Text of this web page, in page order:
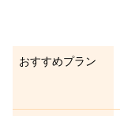
おすすめプラン